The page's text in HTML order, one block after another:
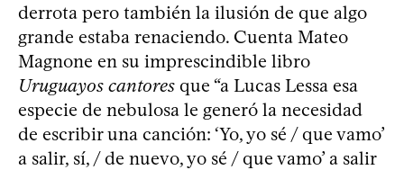
derrota pero también la ilusión de que algo
grande estaba renaciendo. Cuenta Mateo
Magnone en su imprescindible libro
Uruguayos cantores que “a Lucas Lessa esa
especie de nebulosa le generó la necesidad
de escribir una canción: ‘Yo, yo sé / que vamo’
a salir, sí, / de nuevo, yo sé / que vamo’ a salir